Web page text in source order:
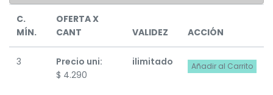
C.
MÍN.
OFERTA X
CANT
VALIDEZ ACCIÓN
3
Precio uni:
$ 4.290
ilimitado Añadir al Carrito